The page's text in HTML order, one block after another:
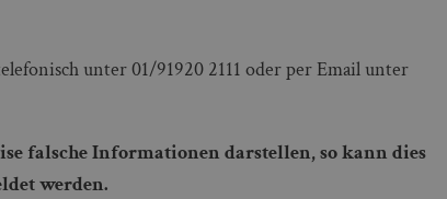
unter 01/91920 2111 oder per Email unter
falsche Informationen darstellen, so kann dies
werden.